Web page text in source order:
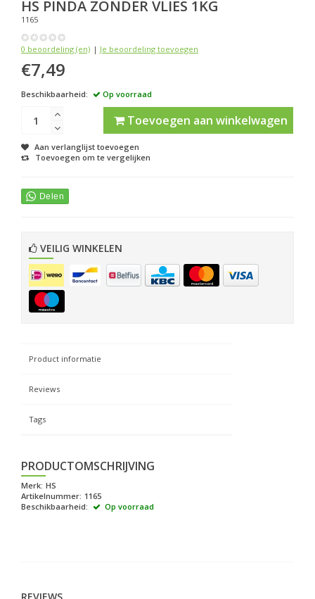
HS PINDA ZONDER VLIES 1KG
1165
0 beoordeling (en) | Je beoordeling toevoegen
€7,49
Beschikbaarheid: Op voorraad
Toevoegen aan winkelwagen
Aan verlanglijst toevoegen
Toevoegen om te vergelijken
VEILIG WINKELEN
Product informatie
Reviews
Tags
PRODUCTOMSCHRIJVING
Merk: HS
Artikelnummer: 1165
Beschikbaarheid:
Op voorraad